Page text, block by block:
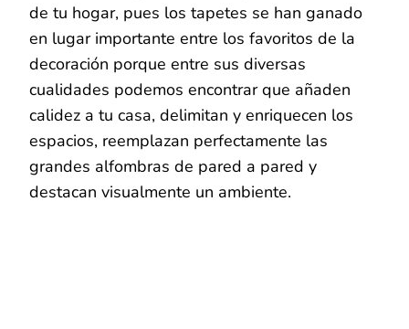
de tu hogar, pues los tapetes se han ganado
en lugar importante entre los favoritos de la
decoración porque entre sus diversas
cualidades podemos encontrar que añaden
calidez a tu casa, delimitan y enriquecen los
espacios, reemplazan perfectamente las
grandes alfombras de pared a pared y
destacan visualmente un ambiente.